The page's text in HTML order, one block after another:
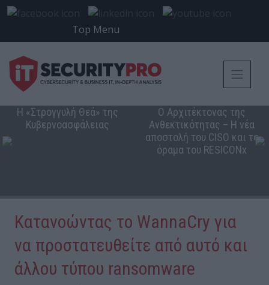
Top Menu
Η «Στρογγυλή Θεά» της
Κυβερνοασφάλειας
Ο Αρχιτέκτονας της
Ανθεκτικότητας – Η νέα
αποστολή του CISO και το
όραμα του RESICONx
Κατανοώντας το WannaCry για
να προστατευθείτε από αυτό και
άλλου τύπου ransomware